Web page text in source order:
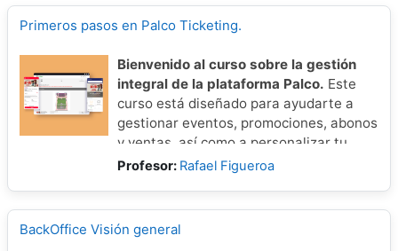
Primeros pasos en Palco Ticketing.
Bienvenido al curso sobre la gestión
integral de la plataforma Palco. Este
curso está diseñado para ayudarte a
gestionar eventos, promociones, abonos
y ventas, así como a personalizar tu
CMS, controlar accesos y analizar
resultados.
Profesor: Rafael Figueroa
BackOffice Visión general